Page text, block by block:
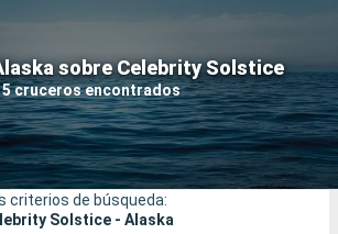
sobre Celebrity Solstice
5 cruceros encontrados
Compañías
Buscar
criterios de búsqueda:
Solstice - Alaska